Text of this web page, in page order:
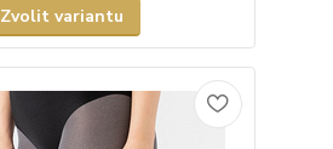
Zvolit variantu